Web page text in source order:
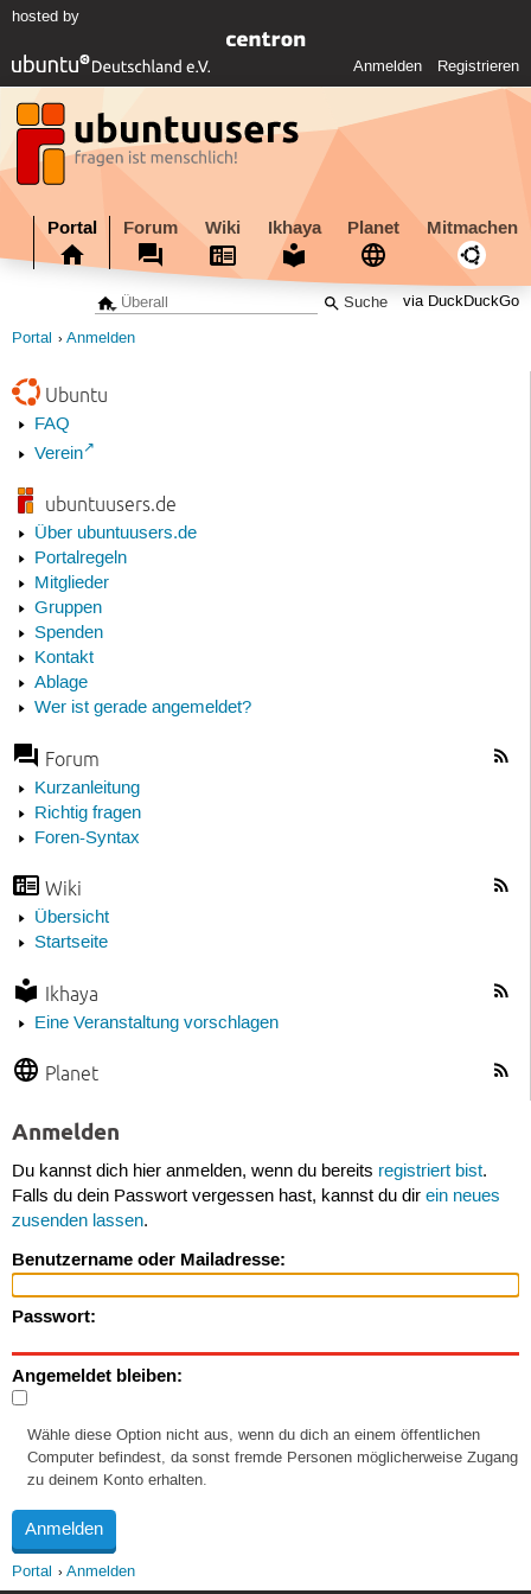
hosted by
Anmelden Registrieren
Portal Forum Wiki Ikhaya Planet Mitmachen
via DuckDuckGo
Portal Anmelden
Ubuntu
FAQ
Verein
ubuntuusers.de
Über ubuntuusers.de
Portalregeln
Mitglieder
Gruppen
Spenden
Kontakt
Ablage
Wer ist gerade angemeldet?
Forum
Kurzanleitung
Richtig fragen
Foren-Syntax
Wiki
Übersicht
Startseite
Ikhaya
Eine Veranstaltung vorschlagen
Planet
Anmelden
Du kannst dich hier anmelden, wenn du bereits registriert bist.
Falls du dein Passwort vergessen hast, kannst du dir ein neues
zusenden lassen.
Benutzername oder Mailadresse:
Passwort:
Angemeldet bleiben:
Wähle diese Option nicht aus, wenn du dich an einem öffentlichen
Computer befindest, da sonst fremde Personen möglicherweise Zugang
zu deinem Konto erhalten.
Portal Anmelden